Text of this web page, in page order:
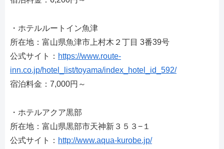
・ホテルルートイン魚津
所在地：富山県魚津市上村木２丁目 3番39号
公式サイト： https://www.route-
inn.co.jp/hotel_list/toyama/index_hotel_id_592/
宿泊料金：7,000円～
・ホテルアクア黒部
所在地：富山県黒部市天神新３５３−１
公式サイト： http://www.aqua-kurobe.jp/